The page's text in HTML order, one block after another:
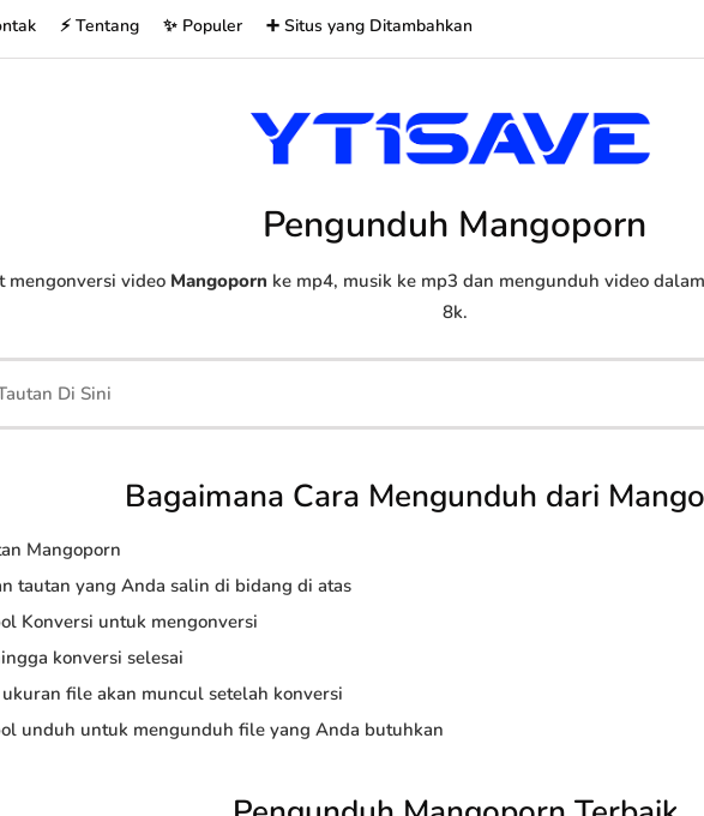
⚡ Tentang ✨ Populer ➕ Situs yang Ditambahkan
Pengunduh Mangoporn
mengonversi video Mangoporn ke mp4, musik ke mp3 dan mengunduh video
8k.
Bagaimana Cara Mengunduh dari
Mangoporn
tautan yang Anda salin di bidang di atas
Konversi untuk mengonversi
konversi selesai
ukuran file akan muncul setelah konversi
unduh untuk mengunduh file yang Anda butuhkan